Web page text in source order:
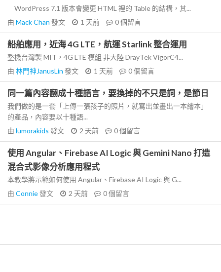
WordPress 7.1 版本會變更 HTML 裡的 Table 的結構，其...
由 Mack Chan 發文 1 天前 0個留言
船舶應用，近海 4G LTE，航運 Starlink 整合運用
整機台灣製 MIT，4G LTE 模組 非大陸 DrayTek VigorC4...
由 林門神JanusLin 發文 1 天前 0個留言
同一篇內容翻成十種語言，要換掉的不只是詞，是節日
我們做的是一套「上傳一張孩子的照片，就寫出並畫出一本繪本」
的產品，內容要以十種語...
由 lumorakids 發文 2 天前 0個留言
使用 Angular、Firebase AI Logic 與 Gemini Nano 打造
混合式影像分析應用程式
本教學將示範如何使用 Angular、Firebase AI Logic 與 G...
由 Connie發文 2 天前 0個留言